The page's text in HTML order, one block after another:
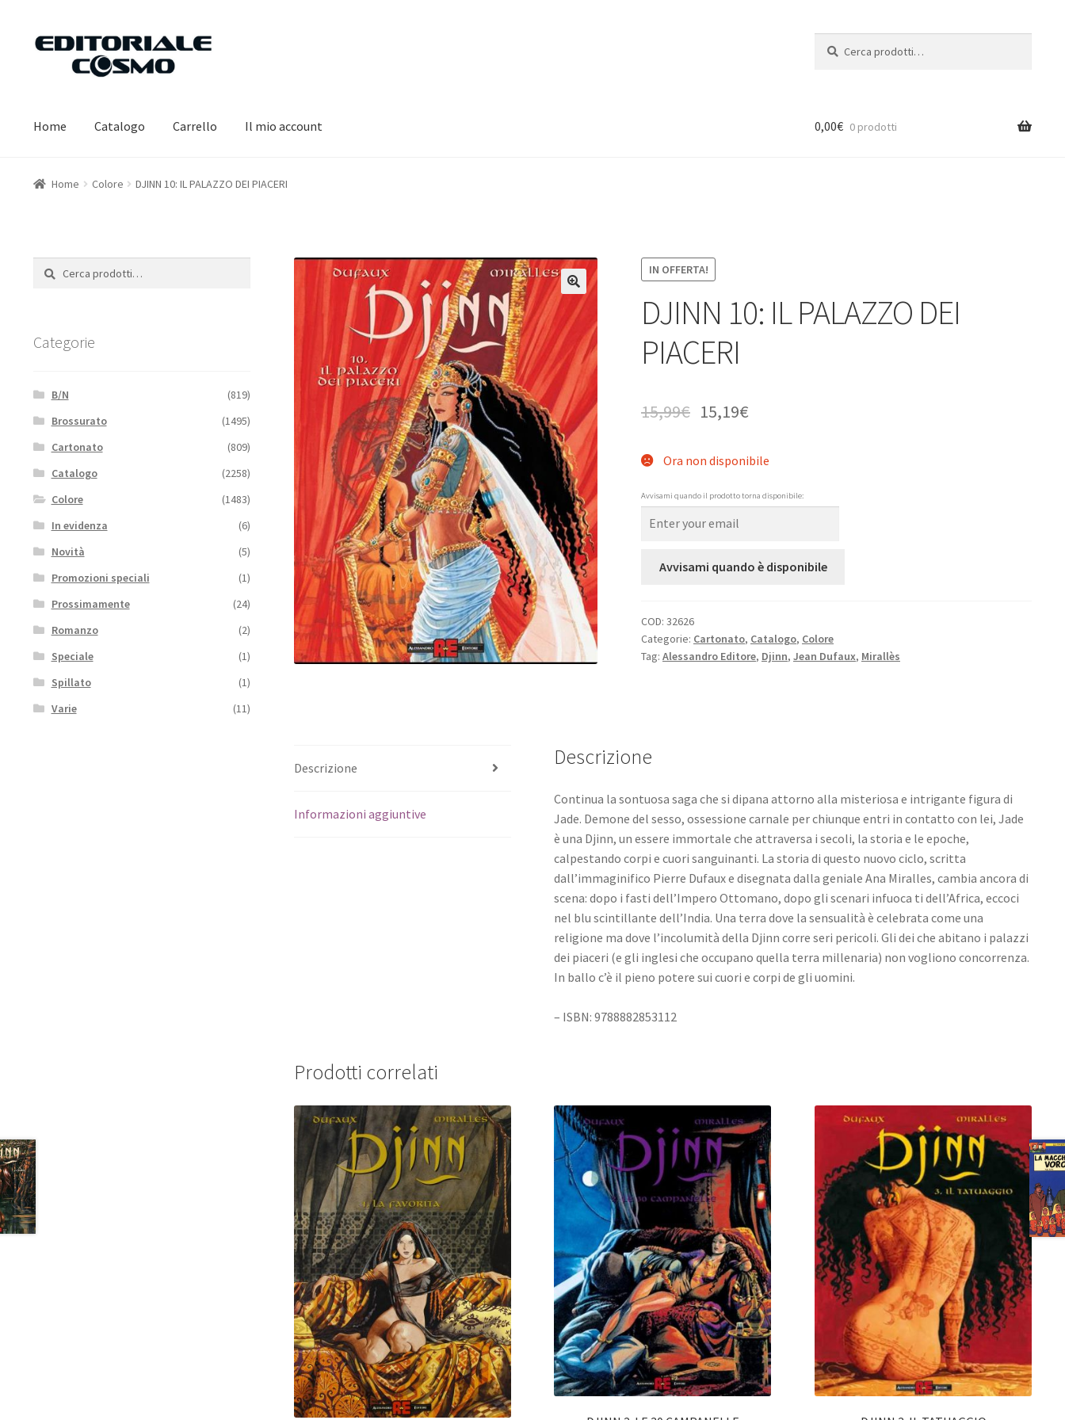
Vai
navigazione
Vai
Home Catalogo Carrello Il mio account 0,00€ 0 prodotti
Home Colore DJINN 10: IL PALAZZO DEI PIACERI
IN OFFERTA!
DJINN 10: IL PALAZZO DEI
PIACERI
15,99€ 15,19€
Ora non disponibile
Avvisami quando il prodotto torna disponibile:
Avvisami quando è disponibile
COD: 32626
Categorie: Cartonato, Catalogo, Colore
Tag: Alessandro Editore, Djinn, Jean Dufaux, Mirallès
Descrizione
Informazioni aggiuntive
Descrizione
Continua la sontuosa saga che si dipana attorno alla misteriosa e intrigante figura di
Jade. Demone del sesso, ossessione carnale per chiunque entri in contatto con lei, Jade
è una Djinn, un essere immortale che attraversa i secoli, la storia e le epoche,
calpestando corpi e cuori sanguinanti. La storia di questo nuovo ciclo, scritta
dall’immaginifico Pierre Dufaux e disegnata dalla geniale Ana Miralles, cambia ancora di
scena: dopo i fasti dell’Impero Ottomano, dopo gli scenari infuoca ti dell’Africa, eccoci
nel blu scintillante dell’India. Una terra dove la sensualità è celebrata come una
religione ma dove l’incolumità della Djinn corre seri pericoli. Gli dei che abitano i palazzi
dei piaceri (e gli inglesi che occupano quella terra millenaria) non vogliono concorrenza.
In ballo c’è il pieno potere sui cuori e corpi de gli uomini.
– ISBN: 9788882853112
Prodotti correlati
Cerca:
Cerca
Categorie
B/N
(819)
Brossurato
(1495)
Cartonato
(809)
Catalogo
(2258)
Colore
(1483)
In evidenza
(6)
Novità
(5)
Promozioni speciali
(1)
Prossimamente
(24)
Romanzo
(2)
Speciale
(1)
Spillato
(1)
Varie
(11)